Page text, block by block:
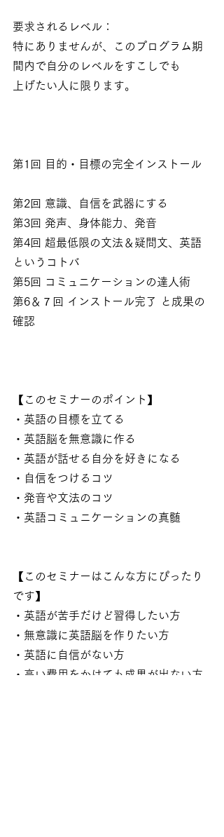
要求されるレベル：
特にありませんが、このプログラム期
間内で自分のレベルをすこしでも
上げたい人に限ります。
第1回 目的・目標の完全インストール
第2回 意識、自信を武器にする
第3回 発声、身体能力、発音
第4回 超最低限の文法＆疑問文、英語
というコトバ
第5回 コミュニケーションの達人術
第6＆７回 インストール完了 と成果の
確認
【このセミナーのポイント】
・英語の目標を立てる
・英語脳を無意識に作る
・英語が話せる自分を好きになる
・自信をつけるコツ
・発音や文法のコツ
・英語コミュニケーションの真髄
【このセミナーはこんな方にぴったり
です】
・英語が苦手だけど習得したい方
・無意識に英語脳を作りたい方
・英語に自信がない方
・高い費用をかけても成果が出ない方